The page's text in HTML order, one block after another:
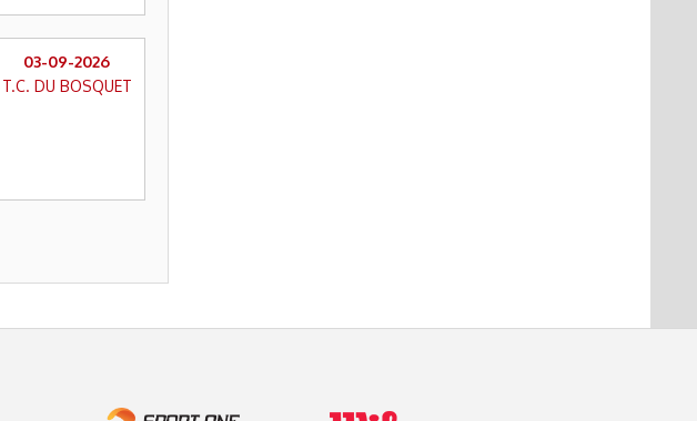
03-09-2026
T.C. DU BOSQUET